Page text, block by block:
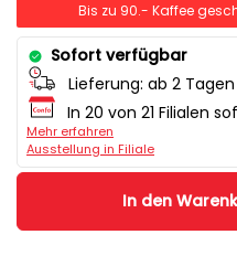
Bis zu 90.- Kaffee
Sofort verfügbar
Lieferung: ab 2 Tagen
In 20 von 21 Filialen
Mehr erfahren
Ausstellung in Filiale
In den